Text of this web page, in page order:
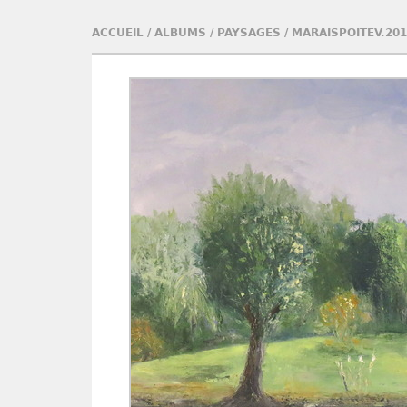
ACCUEIL/ ALBUMS / PAYSAGES /